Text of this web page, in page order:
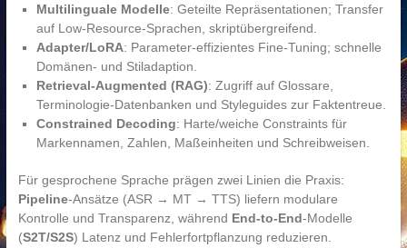
Multilinguale Modelle: Geteilte Repräsentationen; Transfer
auf Low-Resource-Sprachen, skriptübergreifend.
Adapter/LoRA: Parameter-effizientes Fine-Tuning; schnelle
Domänen- und Stiladaption.
Retrieval-Augmented (RAG): Zugriff auf Glossare,
Terminologie-Datenbanken und Styleguides zur Faktentreue.
Constrained Decoding: Harte/weiche Constraints für
Markennamen, Zahlen, Maßeinheiten und Schreibweisen.
Für gesprochene Sprache prägen zwei Linien die Praxis:
Pipeline-Ansätze (ASR → MT → TTS) liefern modulare
Kontrolle und Transparenz, während End-to-End-Modelle
(S2T/S2S) Latenz und Fehlerfortpflanzung reduzieren.